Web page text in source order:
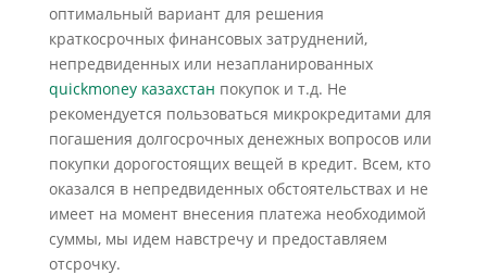
оптимальный вариант для решения
краткосрочных финансовых затруднений,
непредвиденных или незапланированных
quickmoney казахстан покупок и т.д. Не
рекомендуется пользоваться микрокредитами для
погашения долгосрочных денежных вопросов или
покупки дорогостоящих вещей в кредит. Всем, кто
оказался в непредвиденных обстоятельствах и не
имеет на момент внесения платежа необходимой
суммы, мы идем навстречу и предоставляем
отсрочку.